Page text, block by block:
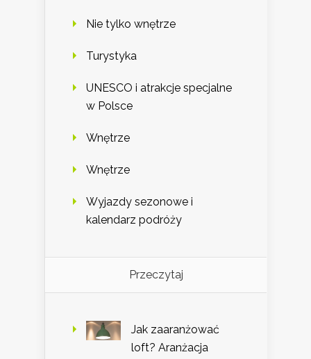
Nie tylko wnętrze
Turystyka
UNESCO i atrakcje specjalne
w Polsce
Wnętrze
Wnętrze
Wyjazdy sezonowe i
kalendarz podróży
Przeczytaj
Jak zaaranżować
loft? Aranżacja